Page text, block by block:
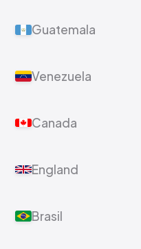
Guatemala
Venezuela
Canada
England
Brasil